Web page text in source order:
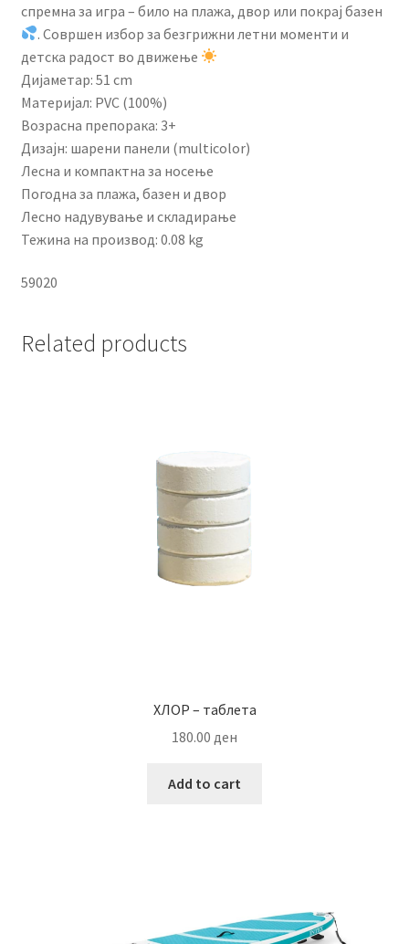
спремна за игра – било на плажа, двор или покрај базен
. Совршен избор за безгрижни летни моменти и
детска радост во движење
Дијаметар: 51 cm
Материјал: PVC (100%)
Возрасна препорака: 3+
Дизајн: шарени панели (multicolor)
Лесна и компактна за носење
Погодна за плажа, базен и двор
Лесно надувување и складирање
Тежина на производ: 0.08 kg
59020
Related products
ХЛОР – таблета
180.00 ден
Add to cart